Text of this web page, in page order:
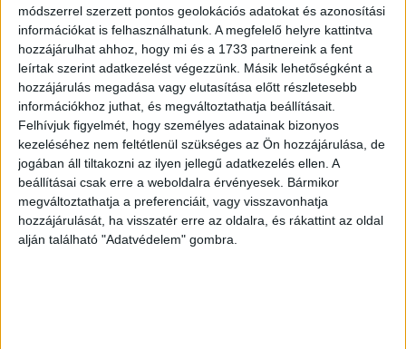
módszerrel szerzett pontos geolokációs adatokat és azonosítási
információkat is felhasználhatunk. A megfelelő helyre kattintva
hozzájárulhat ahhoz, hogy mi és a 1733 partnereink a fent
leírtak szerint adatkezelést végezzünk. Másik lehetőségként a
hozzájárulás megadása vagy elutasítása előtt részletesebb
információkhoz juthat, és megváltoztathatja beállításait.
Felhívjuk figyelmét, hogy személyes adatainak bizonyos
kezeléséhez nem feltétlenül szükséges az Ön hozzájárulása, de
jogában áll tiltakozni az ilyen jellegű adatkezelés ellen. A
beállításai csak erre a weboldalra érvényesek. Bármikor
megváltoztathatja a preferenciáit, vagy visszavonhatja
hozzájárulását, ha visszatér erre az oldalra, és rákattint az oldal
alján található "Adatvédelem" gombra.
Bár konkrét fotókat nem tettek közzé, egy autó képével
szemléltették a történetet. Hajdú Péter a magazin
érdeklődésére annyit jegyzett meg: „Nem volt meglepő. Van
róla véleményem, de ez most nem tartozik a
nyilvánossághoz.”
Így Hajdú Péter úgy véli, mások házasságának részletei
kerülhetnek nyilvánosságra, de az övé nem. Továbbá,
további érdekességeket is találtunk a műsorvezetővel
kapcsolatban.